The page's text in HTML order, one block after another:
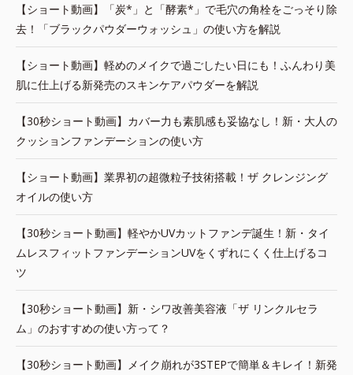
【ショート動画】「炭*」と「酵素*」で毛穴の角栓をごっそり除
去！「ブラックパウダーウォッシュ」の使い方を解説
【ショート動画】軽めのメイクで過ごしたい日にも！ふんわり美
肌に仕上げる新発売のスキンケアパウダーを解説
【30秒ショート動画】カバー力も素肌感も妥協なし！新・大人の
クッションファンデーションの使い方
【ショート動画】業界初の超微粒子技術搭載！ザ クレンジング
オイルの使い方
【30秒ショート動画】軽やかUVカットファンデ誕生！新・タイ
ムレスフィットファンデーションUVをくずれにくく仕上げるコ
ツ
【30秒ショート動画】新・シワ改善美容液「ザ リンクルセラ
ム」のおすすめの使い方って？
【30秒ショート動画】メイク崩れが3STEPで簡単＆キレイ！新発